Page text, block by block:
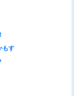
もす